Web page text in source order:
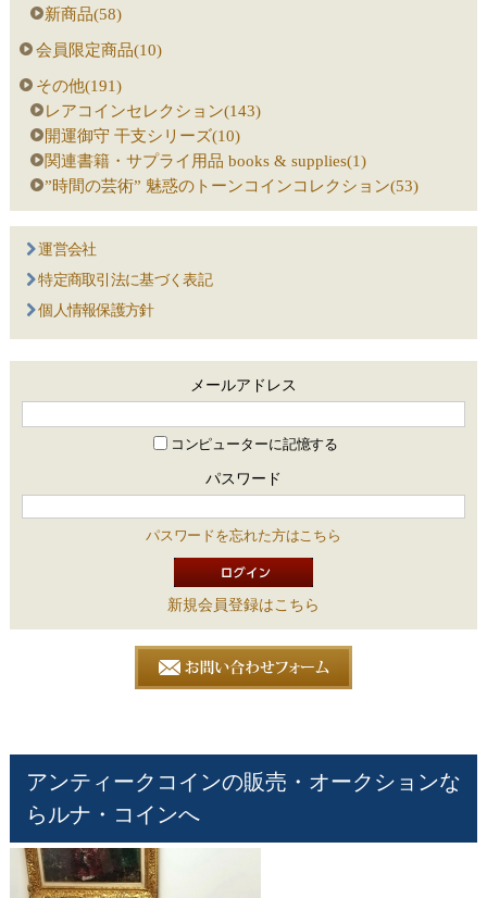
新商品(58)
会員限定商品(10)
その他(191)
レアコインセレクション(143)
開運御守 干支シリーズ(10)
関連書籍・サプライ用品 books & supplies(1)
”時間の芸術” 魅惑のトーンコインコレクション(53)
運営会社
特定商取引法に基づく表記
個人情報保護方針
メールアドレス
コンピューターに記憶する
パスワード
パスワードを忘れた方はこちら
新規会員登録はこちら
アンティークコインの販売・オークションな
らルナ・コインへ